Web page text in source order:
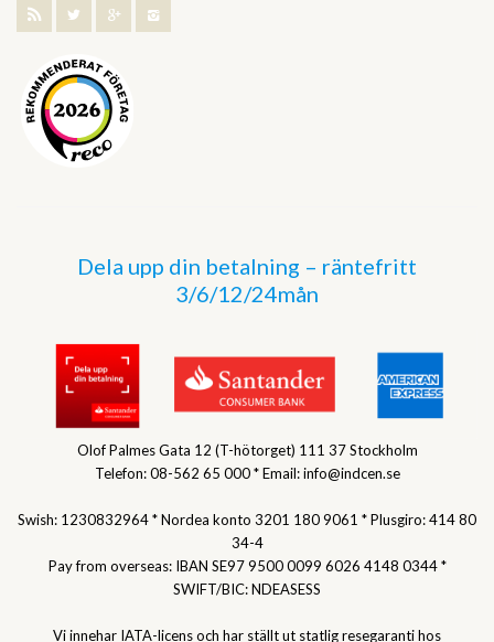
Dela upp din betalning – räntefritt
3/6/12/24mån
Olof Palmes Gata 12 (T-hötorget) 111 37 Stockholm
Telefon: 08-562 65 000 * Email: info@indcen.se
Swish: 1230832964 * Nordea konto 3201 180 9061 * Plusgiro: 414 80
34-4
Pay from overseas: IBAN SE97 9500 0099 6026 4148 0344 *
SWIFT/BIC: NDEASESS
Vi innehar IATA-licens och har ställt ut statlig resegaranti hos